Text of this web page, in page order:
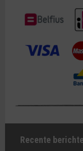
Recente